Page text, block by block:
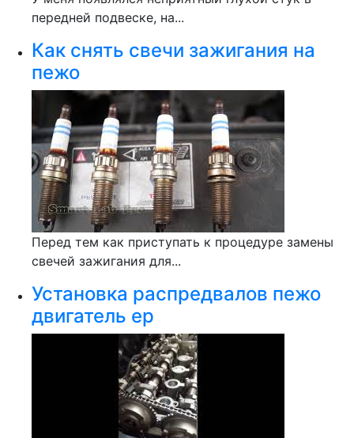
передней подвеске, на...
Как снять свечи зажигания на
пежо
Перед тем как приступать к процедуре замены
свечей зажигания для...
Установка распредвалов пежо
двигатель ep